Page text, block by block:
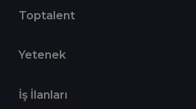
Toptalent
Yetenek
İş İlanları